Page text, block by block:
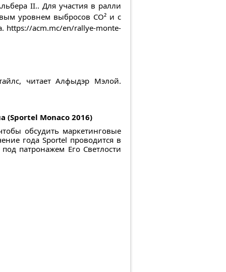
II.. Для участия в ралли
уровнем выбросов CO² и с
https://acm.mc/en/rallye-monte-
читает Алфыдэр Мэлой.
(Sportel Monaco 2016)
обсудить маркетинговые
года Sportel проводится в
патронажем Его Светлости